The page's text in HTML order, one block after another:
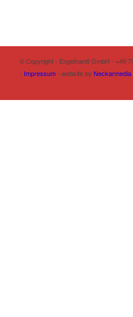
© Copyright - Engelhardt GmbH - +49
- Impressum- website by